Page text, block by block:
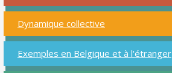
Dynamique collective
Exemples en Belgique et à l'étranger